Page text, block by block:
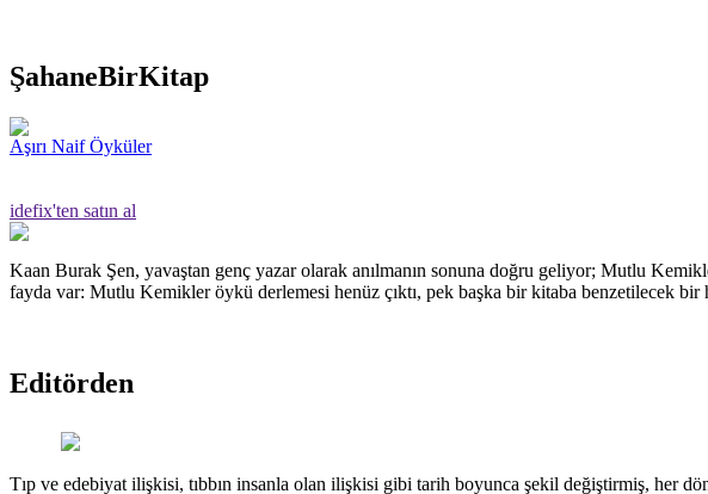
ŞahaneBirKitap
Aşırı Naif Öyküler
idefix'ten satın al
Kaan Burak Şen, yavaştan genç yazar olarak anılmanın sonuna doğru geliyor; Mutlu
fayda var: Mutlu Kemikler öykü derlemesi henüz çıktı, pek başka bir kitaba benzetilecek bir
Editörden
Tıp ve edebiyat ilişkisi, tıbbın insanla olan ilişkisi gibi tarih boyunca şekil değiştirmiş, her